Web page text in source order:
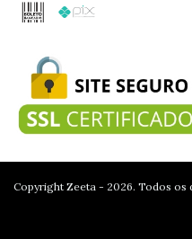
Copyright Zeeta - 2026. Todos os